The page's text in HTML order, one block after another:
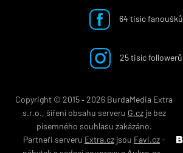
64 tisíc fanoušků
25 tisíc followerů
Copyright © 2015 ‐ 2026 BurdaMedia Extra
s.r.o., šíření obsahu serveru G.czje bez
písemného souhlasu zakázáno.
Partneři serveru Extra.czjsou Favi.cz-